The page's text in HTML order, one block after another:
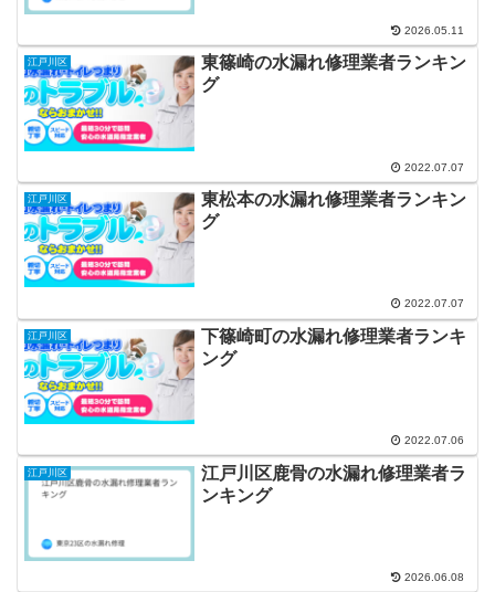
2026.05.11
江戸川区
東篠崎の水漏れ修理業者ランキン
グ
2022.07.07
江戸川区
東松本の水漏れ修理業者ランキン
グ
2022.07.07
江戸川区
下篠崎町の水漏れ修理業者ランキ
ング
2022.07.06
江戸川区
江戸川区鹿骨の水漏れ修理業者ラ
ンキング
2026.06.08